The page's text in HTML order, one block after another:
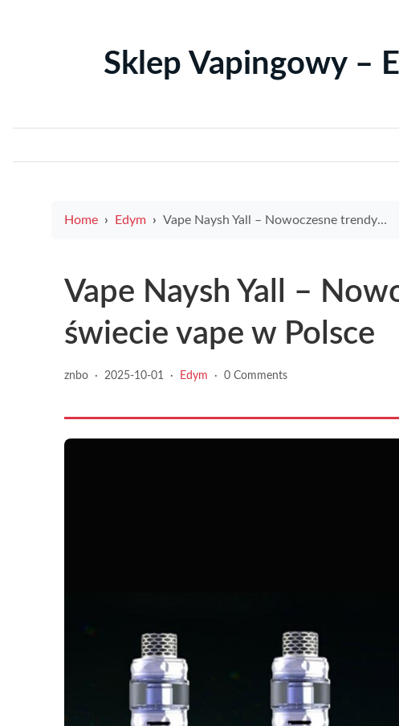
Sklep Vapingowy –
Home Edym Vape Naysh Yall – Nowoczesne trendy w świecie vape w Polsce
Vape Naysh Yall –
świecie vape w Polsce
znbo · 2025-10-01 · Edym · 0 Comments